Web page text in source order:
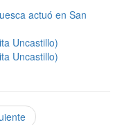
actuó en San
Uncastillo)
Uncastillo)